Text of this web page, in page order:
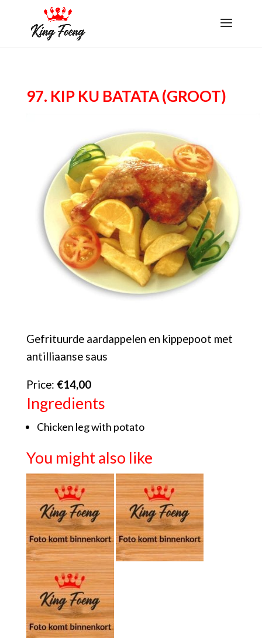
97. Kip Ku Batata (groot)
Gefrituurde aardappelen en kippepoot met
antilliaanse saus
Price: €14,00
Ingredients
Chicken leg with potato
You might also like